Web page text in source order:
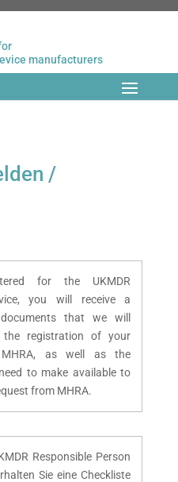
manufacturers
/
for the UKMDR
you will receive a
that we will
registration of your
as well as the
to make available to
from MHRA.
Responsible Person
Sie eine Checkliste